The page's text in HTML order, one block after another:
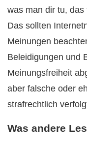
was man dir tu, das
Das sollten
Meinungen
Beleidigungen und
Meinungsfreiheit
aber falsche oder
strafrechtlich
Was andere